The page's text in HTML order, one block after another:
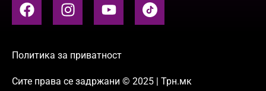
Политика за приватност
Сите права се задржани © 2025 | Трн.мк